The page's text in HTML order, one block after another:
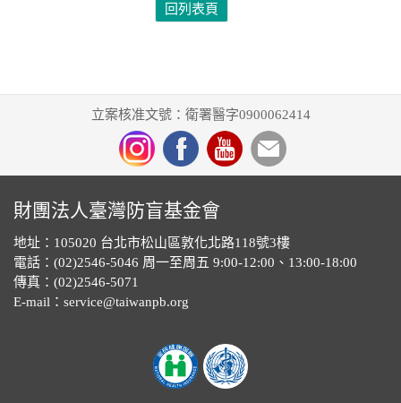
回列表頁
立案核准文號：衛署醫字0900062414
財團法人臺灣防盲基金會
地址：105020 台北市松山區敦化北路118號3樓
電話：(02)2546-5046 周一至周五 9:00-12:00、13:00-18:00
傳真：(02)2546-5071
E-mail：service@taiwanpb.org